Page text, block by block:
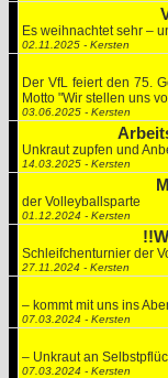
Es weihnachtet sehr –
02.11.2025 - Kersten
Der VfL feiert den 75.
Motto "Wir stellen uns
03.06.2025 - Kersten
Unkraut zupfen und
14.03.2025 - Kersten
der Volleyballsparte
01.12.2024 - Kersten
Schleifchenturnier der
27.11.2024 - Kersten
– kommt mit uns ins
07.03.2024 - Kersten
– Unkraut an
07.03.2024 - Kersten